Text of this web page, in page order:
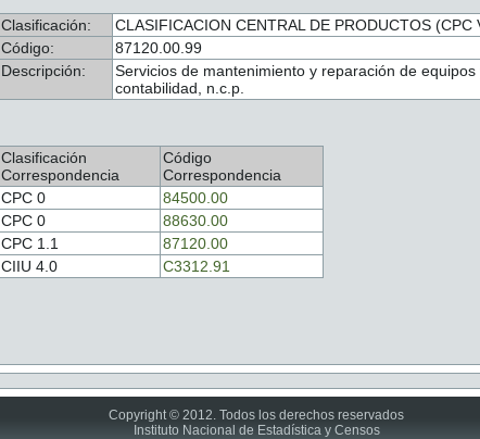
Clasificación:
CLASIFICACION CENTRAL DE PRODUCTOS (CPC
Código:
87120.00.99
Descripción:
Servicios de mantenimiento y reparación de
contabilidad, n.c.p.
Clasificación
Correspondencia
Código
Correspondencia
CPC 0
84500.00
CPC 0
88630.00
CPC 1.1
87120.00
CIIU 4.0
C3312.91
Copyright © 2012. Todos los derechos reservados
Instituto Nacional de Estadística y Censos